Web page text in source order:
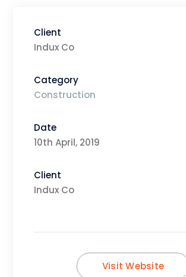
Client
Indux Co
Category
Construction
Date
10th April, 2019
Client
Indux Co
Visit Website